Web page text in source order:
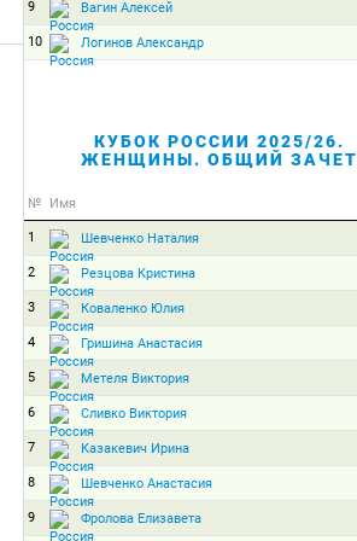
9 Вагин Алексей
10 Логинов Александр
КУБОК РОССИИ 2025/26.
ЖЕНЩИНЫ. ОБЩИЙ ЗАЧЕТ
№ Имя
1 Шевченко Наталия
2 Резцова Кристина
3 Коваленко Юлия
4 Гришина Анастасия
5 Метеля Виктория
6 Сливко Виктория
7 Казакевич Ирина
8 Шевченко Анастасия
9 Фролова Елизавета